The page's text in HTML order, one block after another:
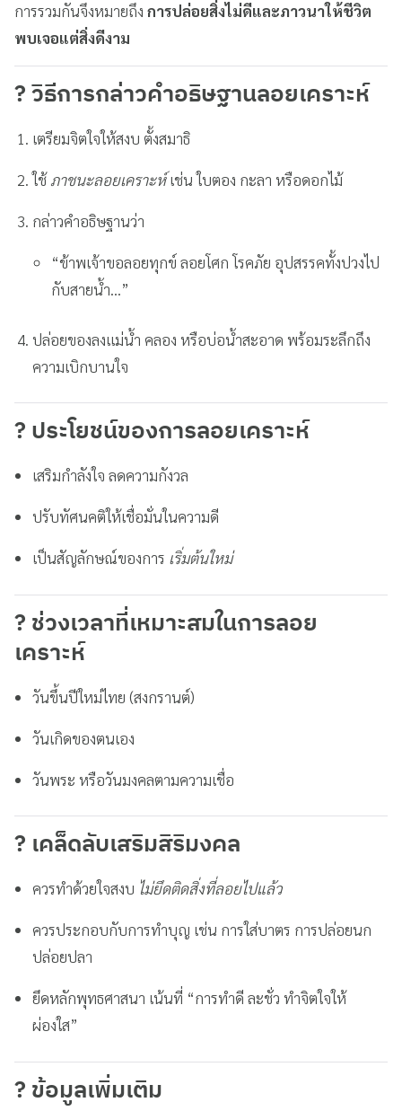
การรวมกันจึงหมายถึง การปล่อยสิ่งไม่ดีและภาวนาให้ชีวิต
พบเจอแต่สิ่งดีงาม
? วิธีการกล่าวคำอธิษฐานลอยเคราะห์
เตรียมจิตใจให้สงบ ตั้งสมาธิ
ใช้ภาชนะลอยเคราะห์เช่น ใบตอง กะลา หรือดอกไม้
กล่าวคำอธิษฐานว่า
“ข้าพเจ้าขอลอยทุกข์ ลอยโศก โรคภัย อุปสรรคทั้งปวงไป
กับสายน้ำ…”
ปล่อยของลงแม่น้ำ คลอง หรือบ่อน้ำสะอาด พร้อมระลึกถึง
ความเบิกบานใจ
? ประโยชน์ของการลอยเคราะห์
เสริมกำลังใจ ลดความกังวล
ปรับทัศนคติให้เชื่อมั่นในความดี
เป็นสัญลักษณ์ของการ เริ่มต้นใหม่
? ช่วงเวลาที่เหมาะสมในการลอย
เคราะห์
วันขึ้นปีใหม่ไทย (สงกรานต์)
วันเกิดของตนเอง
วันพระ หรือวันมงคลตามความเชื่อ
? เคล็ดลับเสริมสิริมงคล
ควรทำด้วยใจสงบ ไม่ยึดติดสิ่งที่ลอยไปแล้ว
ควรประกอบกับการทำบุญ เช่น การใส่บาตร การปล่อยนก
ปล่อยปลา
ยึดหลักพุทธศาสนา เน้นที่ “การทำดี ละชั่ว ทำจิตใจให้
ผ่องใส”
? ข้อมูลเพิ่มเติม